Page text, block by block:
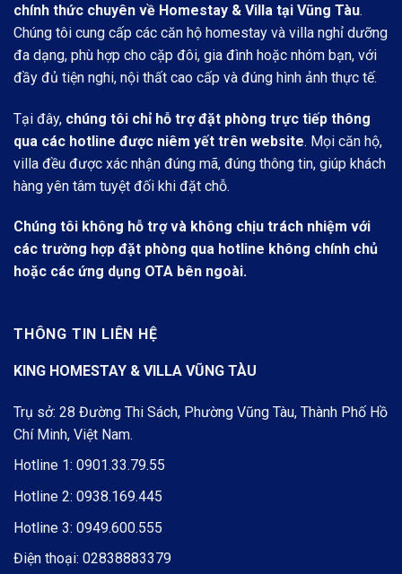
chính thức chuyên về Homestay & Villa tại Vũng Tàu.
Chúng tôi cung cấp các căn hộ homestay và villa nghỉ dưỡng
đa dạng, phù hợp cho cặp đôi, gia đình hoặc nhóm bạn, với
đầy đủ tiện nghi, nội thất cao cấp và đúng hình ảnh thực tế.
Tại đây, chúng tôi chỉ hỗ trợ đặt phòng trực tiếp thông
qua các hotline được niêm yết trên website. Mọi căn hộ,
villa đều được xác nhận đúng mã, đúng thông tin, giúp khách
hàng yên tâm tuyệt đối khi đặt chỗ.
Chúng tôi không hỗ trợ và không chịu trách nhiệm với
các trường hợp đặt phòng qua hotline không chính chủ
hoặc các ứng dụng OTA bên ngoài.
THÔNG TIN LIÊN HỆ
KING HOMESTAY & VILLA VŨNG TÀU
Trụ sở: 28 Đường Thi Sách, Phường Vũng Tàu, Thành Phố Hồ
Chí Minh, Việt Nam.
Hotline 1: 0901.33.79.55
Hotline 2: 0938.169.445
Hotline 3: 0949.600.555
Điện thoại: 02838883379